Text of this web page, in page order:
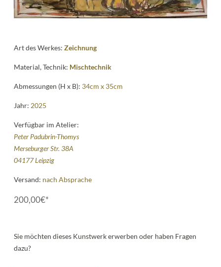
Art des Werkes:Zeichnung
Material, Technik: Mischtechnik
Abmessungen (H x B): 34cm x 35cm
Jahr: 2025
Verfügbar im Atelier:
Peter Padubrin-Thomys
Merseburger Str. 38A
04177 Leipzig
Versand: nach Absprache
200,00€*
Sie möchten dieses Kunstwerk erwerben oder haben Fragen
dazu?